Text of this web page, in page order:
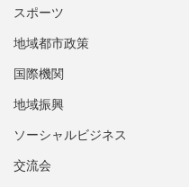
スポーツ
地域都市政策
国際機関
地域振興
ソーシャルビジネス
交流会